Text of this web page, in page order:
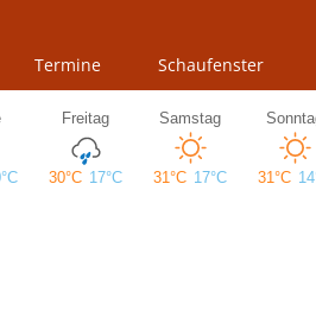
Termine Schaufenster